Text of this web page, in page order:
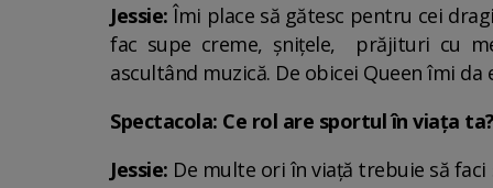
Jessie: Îmi place să gătesc pentru cei
fac supe creme, șnițele, prăjituri cu
ascultând muzică. De obicei Queen îmi
Spectacola: Ce rol are sportul în viața
Jessie: De multe ori în viață trebuie să faci